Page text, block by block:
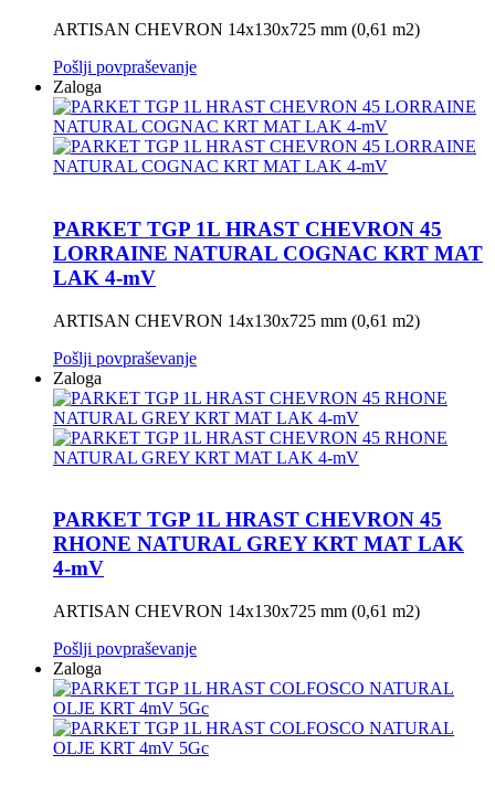
ARTISAN CHEVRON 14x130x725 mm (0,61 m2)
Pošlji povpraševanje
Zaloga
PARKET TGP 1L HRAST CHEVRON 45
LORRAINE NATURAL COGNAC KRT MAT
LAK 4-mV
ARTISAN CHEVRON 14x130x725 mm (0,61 m2)
Pošlji povpraševanje
Zaloga
PARKET TGP 1L HRAST CHEVRON 45
RHONE NATURAL GREY KRT MAT LAK
4-mV
ARTISAN CHEVRON 14x130x725 mm (0,61 m2)
Pošlji povpraševanje
Zaloga